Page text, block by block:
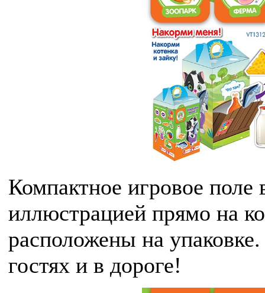
Компактное игровое
иллюстрацией прямо на
расположены на
гостях и в дороге!